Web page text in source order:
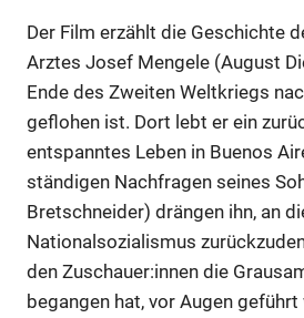
Der Film erzählt die Geschichte
Arztes Josef Mengele (August
Ende des Zweiten Weltkriegs
geflohen ist. Dort lebt er ein
entspanntes Leben in Buenos
ständigen Nachfragen seines
Bretschneider) drängen ihn, an
Nationalsozialismus
den Zuschauer:innen die
begangen hat, vor Augen